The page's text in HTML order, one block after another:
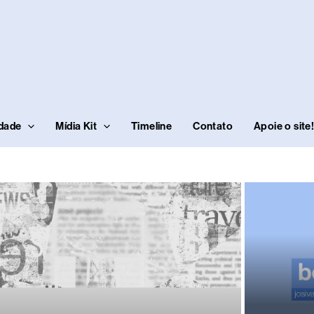
Mídia Kit Timeline Contato Apoie o site!